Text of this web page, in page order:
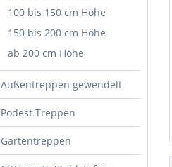
100 bis 150 cm Höhe
150 bis 200 cm Höhe
ab 200 cm Höhe
Außentreppen gewendelt
Podest Treppen
Gartentreppen